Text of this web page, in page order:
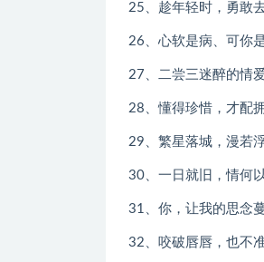
25、趁年轻时，勇敢去
26、心软是病、可你是
27、二尝三迷醉的情爱
28、懂得珍惜，才配拥
29、繁星落城，漫若浮
30、一日就旧，情何以
31、你，让我的思念蔓
32、咬破唇唇，也不准